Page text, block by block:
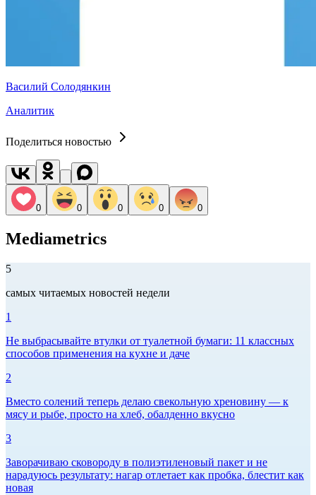
Василий Солодянкин
Аналитик
Поделиться новостью
0 0 0 0 0
Mediametrics
5
самых читаемых новостей недели
1
Не выбрасывайте втулки от туалетной бумаги: 11 классных
способов применения на кухне и даче
2
Вместо солений теперь делаю свекольную хреновину — к
мясу и рыбе, просто на хлеб, обалденно вкусно
3
Заворачиваю сковороду в полиэтиленовый пакет и не
нарадуюсь результату: нагар отлетает как пробка, блестит как
новая